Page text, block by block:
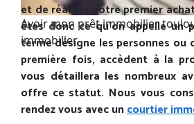
Avoir mon prêt immobilier
immobilier
et de réaliser votre premier
êtes donc ce qu’on appelle un
terme désigne les personnes ou
première fois, accèdent à la
vous détaillera les nombreux
offre ce statut. Nous vous
rendez vous avec uncourtier